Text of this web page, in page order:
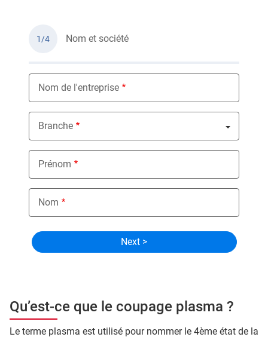
Qu’est-ce que le coupage plasma ?
Le terme plasma est utilisé pour nommer le 4ème état de la
1/4 Nom et société
Nom de l'entreprise
Branche
Nothing selected
Prénom
Nom